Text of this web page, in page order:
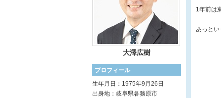
大澤広樹
プロフィール
生年月日：1975年9月26日
出身地：岐阜県各務原市
1年前は
あっと